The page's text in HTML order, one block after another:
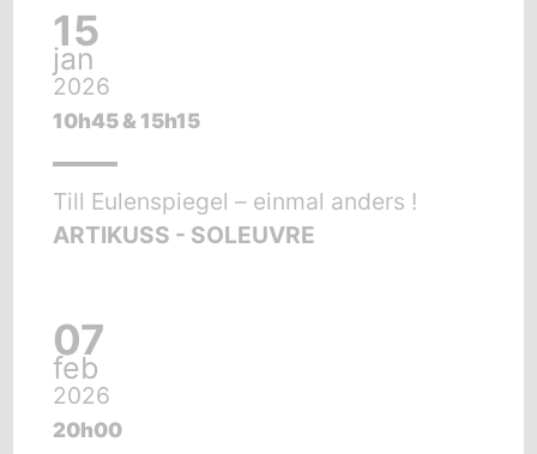
15
jan
2026
10h45 & 15h15
Till Eulenspiegel – einmal anders !
ARTIKUSS - SOLEUVRE
07
feb
2026
20h00